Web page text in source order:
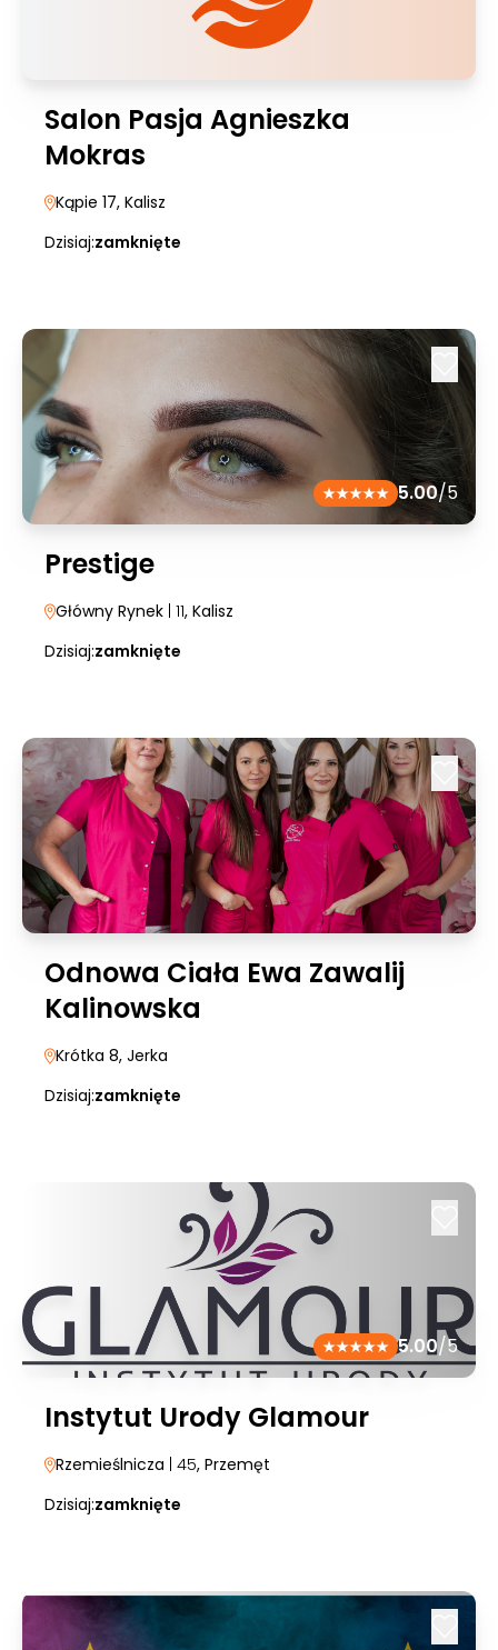
Salon Pasja Agnieszka
Mokras
Kąpie 17, Kalisz
Dzisiaj:zamknięte
5.00/5
Prestige
Główny Rynek | 11, Kalisz
Dzisiaj:zamknięte
Odnowa Ciała Ewa Zawalij
Kalinowska
Krótka 8, Jerka
Dzisiaj:zamknięte
5.00/5
Instytut Urody Glamour
Rzemieślnicza | 45, Przemęt
Dzisiaj:zamknięte